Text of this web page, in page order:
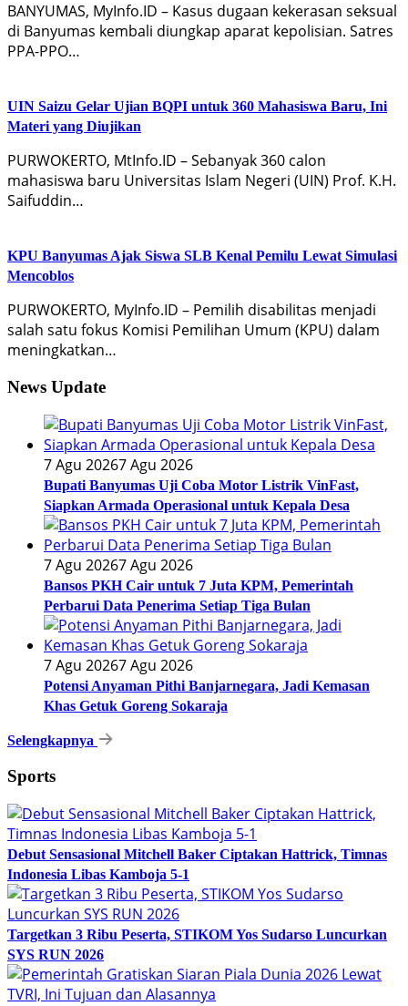
BANYUMAS, MyInfo.ID – Kasus dugaan kekerasan seksual
di Banyumas kembali diungkap aparat kepolisian. Satres
PPA-PPO…
UIN Saizu Gelar Ujian BQPI untuk 360 Mahasiswa Baru, Ini
Materi yang Diujikan
PURWOKERTO, MtInfo.ID – Sebanyak 360 calon
mahasiswa baru Universitas Islam Negeri (UIN) Prof. K.H.
Saifuddin…
KPU Banyumas Ajak Siswa SLB Kenal Pemilu Lewat Simulasi
Mencoblos
PURWOKERTO, MyInfo.ID – Pemilih disabilitas menjadi
salah satu fokus Komisi Pemilihan Umum (KPU) dalam
meningkatkan…
News Update
7 Agu 20267 Agu 2026
Bupati Banyumas Uji Coba Motor Listrik VinFast,
Siapkan Armada Operasional untuk Kepala Desa
7 Agu 20267 Agu 2026
Bansos PKH Cair untuk 7 Juta KPM, Pemerintah
Perbarui Data Penerima Setiap Tiga Bulan
7 Agu 20267 Agu 2026
Potensi Anyaman Pithi Banjarnegara, Jadi Kemasan
Khas Getuk Goreng Sokaraja
Selengkapnya
Sports
Debut Sensasional Mitchell Baker Ciptakan Hattrick, Timnas
Indonesia Libas Kamboja 5-1
Targetkan 3 Ribu Peserta, STIKOM Yos Sudarso Luncurkan
SYS RUN 2026